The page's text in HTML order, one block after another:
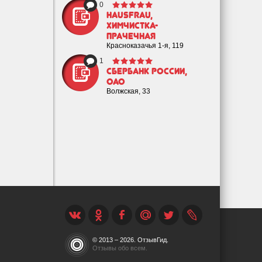
0
HAUSFRAU,
химчистка-
прачечная
Красноказачья 1-я, 119
1
Сбербанк России,
ОАО
Волжская, 33
© 2013 – 2026. ОтзывГид.
Отзывы обо всем.